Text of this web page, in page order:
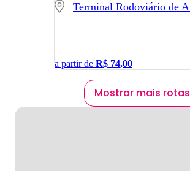
a partir de R$ 74,00
Mostrar mais rotas